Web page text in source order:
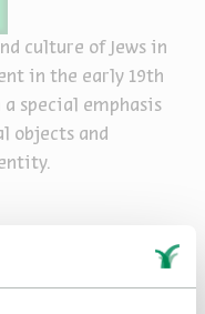
culture of Jews in
in the early 19th
special emphasis
objects and